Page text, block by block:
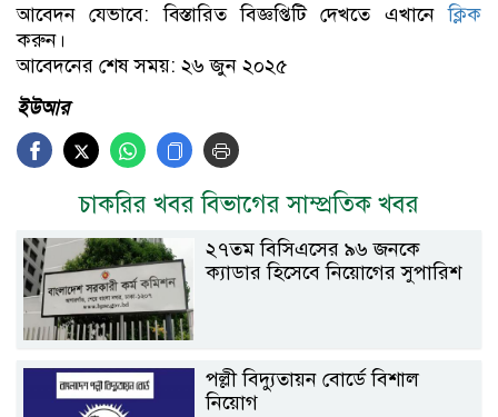
আবেদন যেভাবে: বিস্তারিত বিজ্ঞপ্তিটি দেখতে এখানেক্লিক
করুন।
আবেদনের শেষ সময়: ২৬ জুন ২০২৫
ইউআর
চাকরির খবর বিভাগের সাম্প্রতিক খবর
২৭তম বিসিএসের ৯৬ জনকে
ক্যাডার হিসেবে নিয়োগের সুপারিশ
পল্লী বিদ্যুতায়ন বোর্ডে বিশাল
নিয়োগ